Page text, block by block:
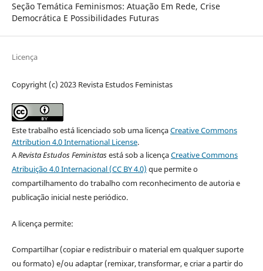
Seção Temática Feminismos: Atuação Em Rede, Crise
Democrática E Possibilidades Futuras
Licença
Copyright (c) 2023 Revista Estudos Feministas
Este trabalho está licenciado sob uma licençaCreative Commons
Attribution 4.0 International License.
ARevista Estudos Feministasestá sob a licençaCreative Commons
Atribuição 4.0 Internacional (CC BY 4.0) que permite o
compartilhamento do trabalho com reconhecimento de autoria e
publicação inicial neste periódico.
A licença permite:
Compartilhar (copiar e redistribuir o material em qualquer suporte
ou formato) e/ou adaptar (remixar, transformar, e criar a partir do